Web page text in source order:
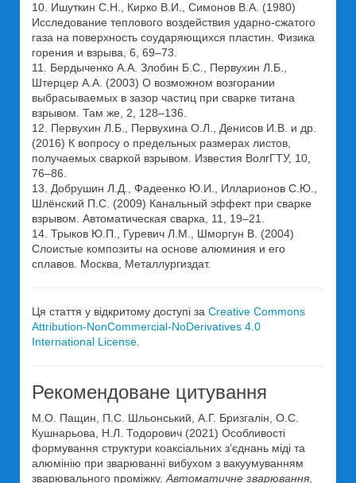
10. Ишуткин С.Н., Кирко В.И., Симонов В.А. (1980)
Исследование теплового воздействия ударно-сжатого
газа на поверхность соударяющихся пластин. Физика
горения и взрыва, 6, 69–73.
11. Бердыченко А.А. Злобин Б.С., Первухин Л.Б.,
Штерцер А.А. (2003) О возможном возгорании
выбрасываемых в зазор частиц при сварке титана
взрывом. Там же, 2, 128–136.
12. Первухин Л.Б., Первухина О.Л., Денисов И.В. и др.
(2016) К вопросу о предельных размерах листов,
получаемых сваркой взрывом. Известия ВолгГТУ, 10,
76–86.
13. Добрушин Л.Д., Фадеенко Ю.И., Илларионов С.Ю.,
Шлёнский П.С. (2009) Канальный эффект при сварке
взрывом. Автоматическая сварка, 11, 19–21.
14. Трыков Ю.П., Гуревич Л.М., Шморгун В. (2004)
Слоистые композиты на основе алюминия и его
сплавов. Москва, Металлургиздат.
Ця стаття у відкритому доступі за Creative Commons
Attribution-NonCommercial-NoDerivatives 4.0
International License
Рекомендоване цитування
М.О. Пащин, П.С. Шльонський, А.Г. Бризгалін, О.С.
Кушнарьова, Н.Л. Тодорович (2021) Особливості
формування структури коаксіальних з’єднань міді та
алюмінію при зварюванні вибухом з вакуумуванням
зварювального проміжку. Автоматичне зварювання